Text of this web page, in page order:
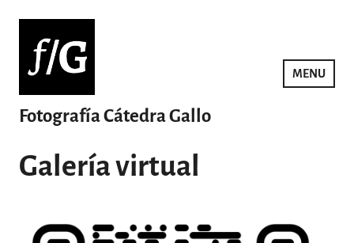
contenido
Fotografía Cátedra Gallo
MENU
Galería virtual